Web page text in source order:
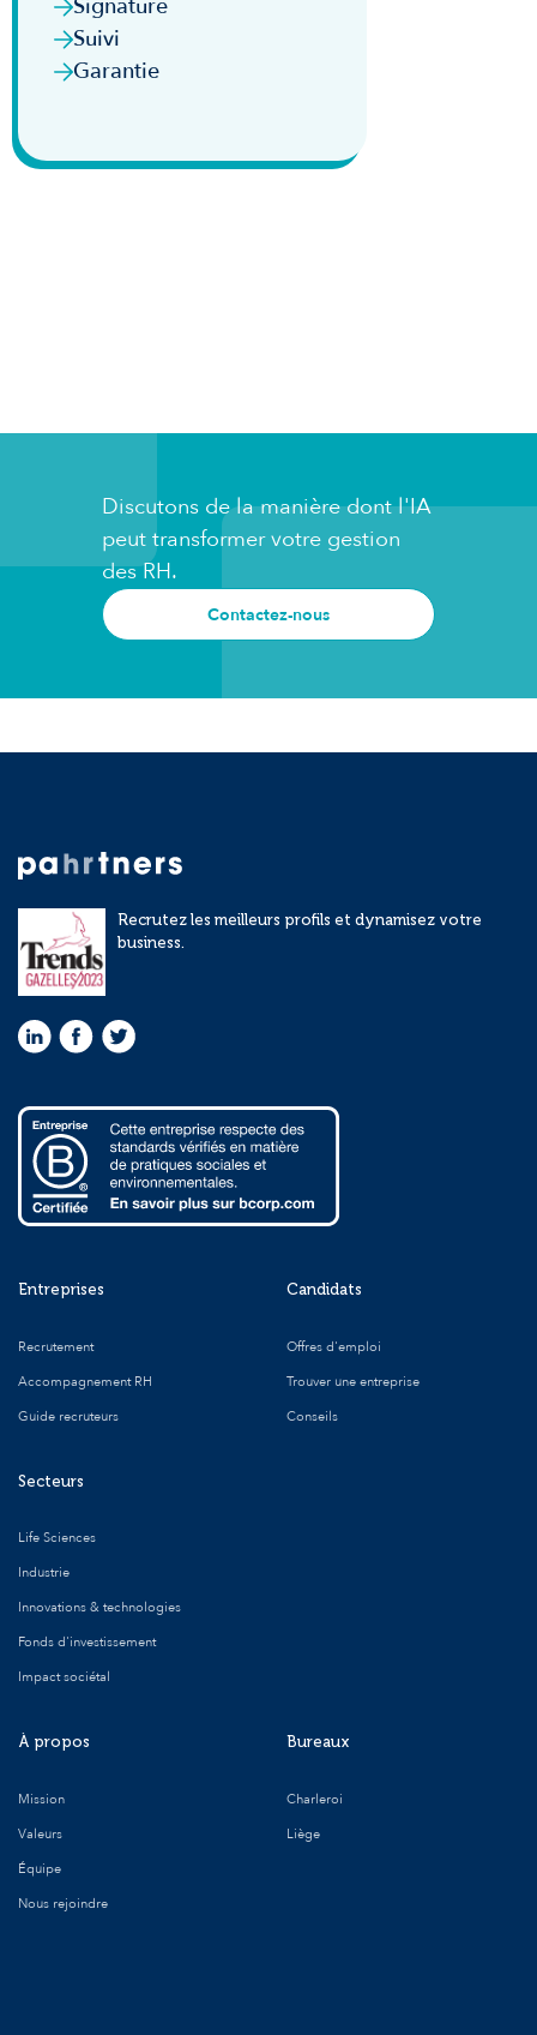
Signature
Suivi
Garantie
Discutons de la manière dont l'IA
peut transformer votre gestion
des RH.
Contactez-nous
Recrutez les meilleurs profils et dynamisez votre
business.
Entreprises
Recrutement
Accompagnement RH
Guide recruteurs
Secteurs
Life Sciences
Industrie
Innovations & technologies
Fonds d'investissement
Impact sociétal
Candidats
Offres d'emploi
Trouver une entreprise
Conseils
À propos
Mission
Valeurs
Équipe
Nous rejoindre
Bureaux
Charleroi
Liège